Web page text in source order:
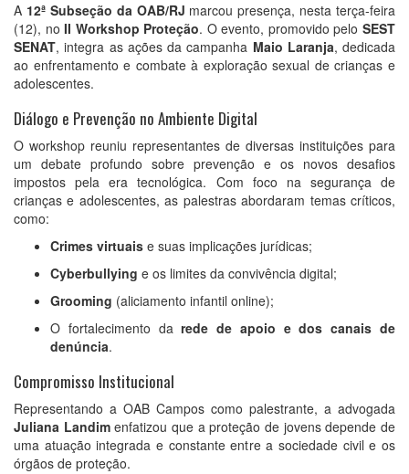
A 12ª Subseção da OAB/RJ marcou presença, nesta terça-feira
(12), noII Workshop Proteção. O evento, promovido peloSEST
SENAT, integra as ações da campanha Maio Laranja, dedicada
ao enfrentamento e combate à exploração sexual de crianças e
adolescentes.
Diálogo e Prevenção no Ambiente Digital
O workshop reuniu representantes de diversas instituições para
um debate profundo sobre prevenção e os novos desafios
impostos pela era tecnológica. Com foco na segurança de
crianças e adolescentes, as palestras abordaram temas críticos,
como:
Crimes virtuais e suas implicações jurídicas;
Cyberbullying e os limites da convivência digital;
Grooming (aliciamento infantil online);
O fortalecimento darede de apoio e dos canais de
denúncia.
Compromisso Institucional
Representando a OAB Campos como palestrante, a advogada
Juliana Landimenfatizou que a proteção de jovens depende de
uma atuação integrada e constante entre a sociedade civil e os
órgãos de proteção.